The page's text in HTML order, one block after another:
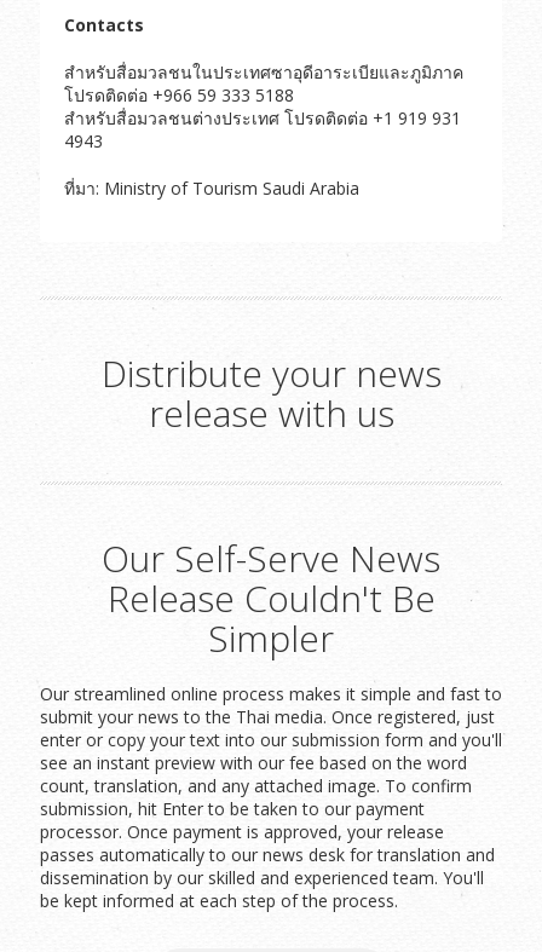
Contacts
สำหรับสื่อมวลชนในประเทศซาอุดีอาระเบียและภูมิภาค
โปรดติดต่อ +966 59 333 5188
สำหรับสื่อมวลชนต่างประเทศ โปรดติดต่อ +1 919 931
4943
ที่มา: Ministry of Tourism Saudi Arabia
Distribute your news
release with us
Our Self-Serve News
Release Couldn't Be
Simpler
Our streamlined online process makes it simple and fast to
submit your news to the Thai media. Once registered, just
enter or copy your text into our submission form and you'll
see an instant preview with our fee based on the word
count, translation, and any attached image. To confirm
submission, hit Enter to be taken to our payment
processor. Once payment is approved, your release
passes automatically to our news desk for translation and
dissemination by our skilled and experienced team. You'll
be kept informed at each step of the process.